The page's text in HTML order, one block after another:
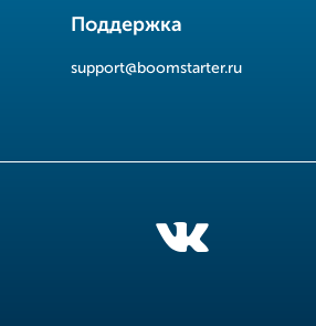
Поддержка
support@boomstarter.ru